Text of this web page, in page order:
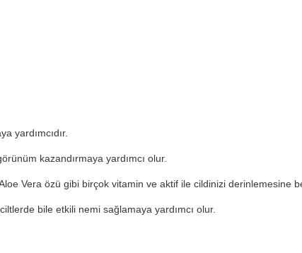
yardımcıdır.
kazandırmaya yardımcı olur.
Vera özü gibi birçok vitamin ve aktif ile cildinizi derinlemesine
bile etkili nemi sağlamaya yardımcı olur.